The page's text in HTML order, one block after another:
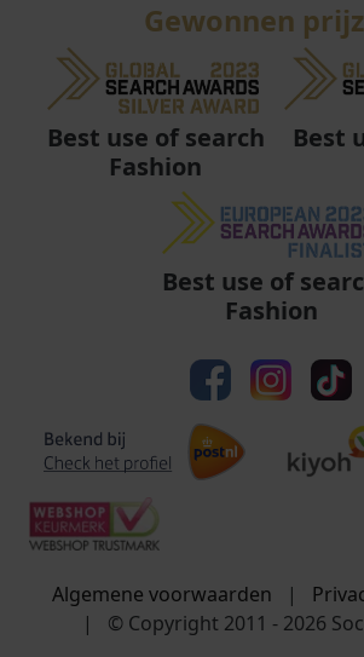
Gewonnen
Best use of search
Fashion
Best
Best use of
Fashion
Algemene voorwaarden |
|
© Copyright 2011 - 2026